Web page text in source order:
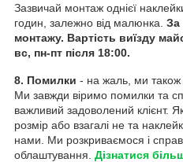
Зазвичай монтаж однієї
годин, залежно від малюнка. За
монтажу. Вартість виїзду
вс, пн-пт після 18:00.
8. Помилки - на жаль, ми також
Ми завжди віримо помилки та
важливий задоволений клієнт.
розмір або взагалі не та
нами. Ми розкриваємося і
облаштування. Дізнатися